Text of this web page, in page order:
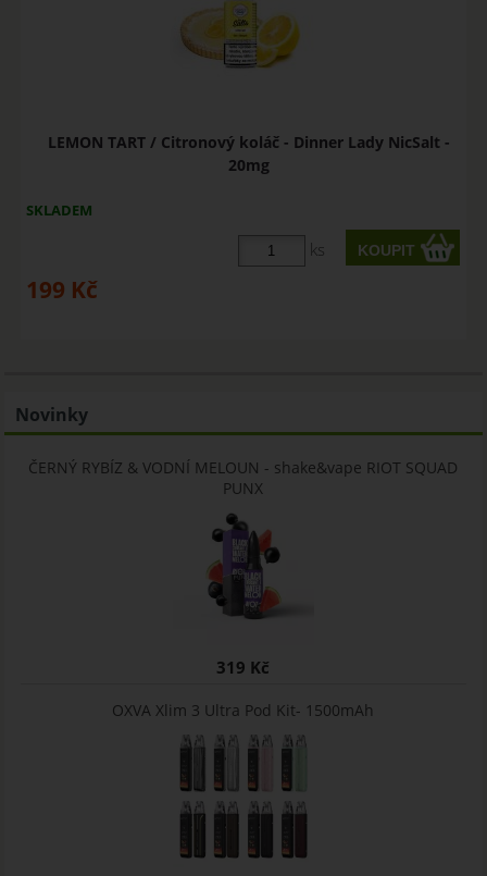
LEMON TART / Citronový koláč - Dinner Lady NicSalt -
20mg
SKLADEM
ks
199 Kč
Novinky
ČERNÝ RYBÍZ & VODNÍ MELOUN - shake&vape RIOT SQUAD
PUNX
319 Kč
OXVA Xlim 3 Ultra Pod Kit- 1500mAh